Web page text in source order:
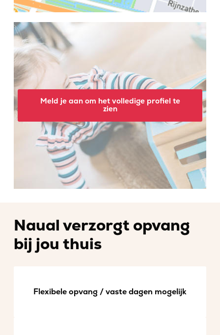
Meld je aan om het volledige profiel te
zien
Naual verzorgt opvang
bij jou thuis
Flexibele opvang / vaste dagen mogelijk